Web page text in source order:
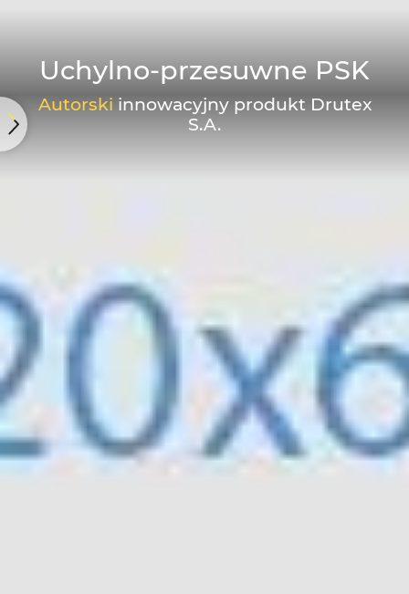
Uchylno-przesuwne PSK
Autorski innowacyjny produkt Drutex
S.A.